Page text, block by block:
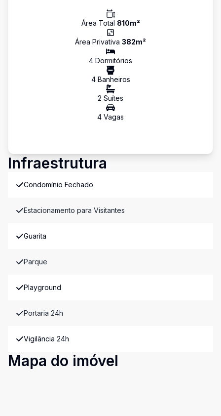
Área Total 810m²
Área Privativa 382m²
4 Dormitórios
4Banheiros
2 Suítes
4 Vagas
Infraestrutura
Condomínio Fechado
Estacionamento para Visitantes
Guarita
Parque
Playground
Portaria 24h
Vigilância 24h
Mapa do imóvel